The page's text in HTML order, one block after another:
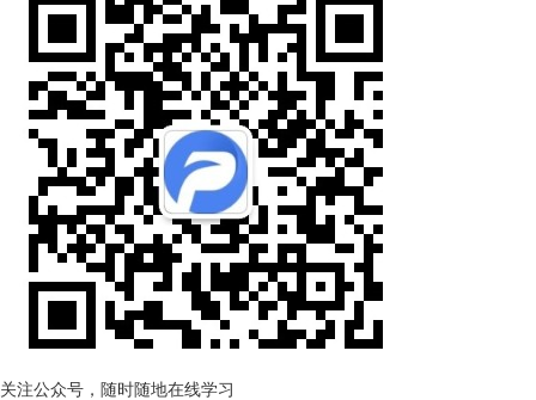
关注公众号，随时随地在线学习